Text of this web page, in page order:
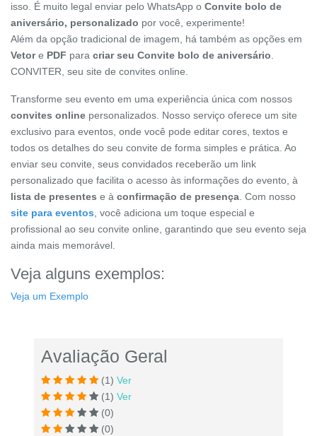
isso. É muito legal enviar pelo WhatsApp o Convite bolo de
aniversário, personalizado por você, experimente!
Além da opção tradicional de imagem, há também as opções em
Vetore PDF para criar seu Convite bolo de aniversário
CONVITER, seu site de convites online.
Transforme seu evento em uma experiência única com nossos
convites online personalizados. Nosso serviço oferece um site
exclusivo para eventos, onde você pode editar cores, textos e
todos os detalhes do seu convite de forma simples e prática. Ao
enviar seu convite, seus convidados receberão um link
personalizado que facilita o acesso às informações do evento, à
lista de presentes e à confirmação de presença . Com nosso
site para eventos , você adiciona um toque especial e
profissional ao seu convite online, garantindo que seu evento seja
ainda mais memorável.
Veja alguns exemplos:
Veja um Exemplo
Avaliação Geral
(1) Ver
(1) Ver
(0)
(0)